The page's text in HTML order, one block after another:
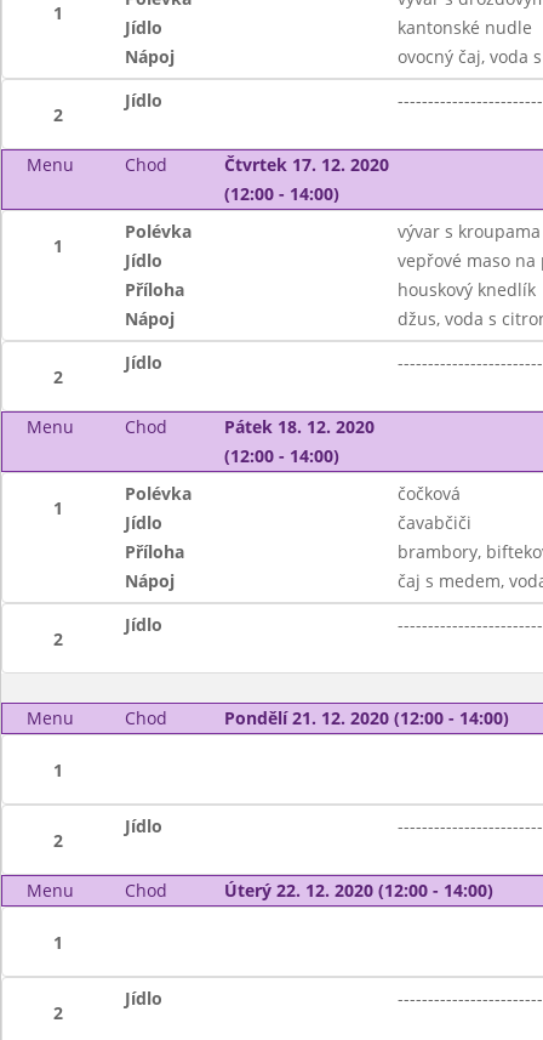
1
Jídlo
kantonské nudle
Nápoj
ovocný čaj, voda
2
Jídlo
Menu Chod
Čtvrtek 17. 12. 2020
(12:00 - 14:00)
1
Polévka
vývar s kroupama
Jídlo
vepřové maso na
Příloha
houskový knedlík
Nápoj
džus, voda s
2
Jídlo
Menu Chod
Pátek 18. 12. 2020
(12:00 - 14:00)
1
Polévka
čočková
Jídlo
čavabčiči
Příloha
brambory,
Nápoj
čaj s medem,
2
Jídlo
Menu Chod Pondělí 21. 12. 2020 (12:00 - 14:00)
1
2
Jídlo
Menu Chod Úterý 22. 12. 2020 (12:00 - 14:00)
1
2
Jídlo